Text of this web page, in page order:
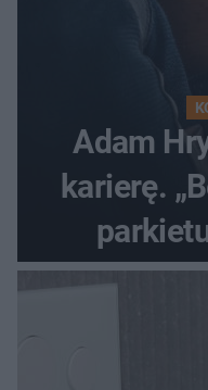
Adam
karierę.